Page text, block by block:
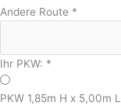
Andere Route *
Ihr PKW: *
PKW 1,85m H x 5,00m L